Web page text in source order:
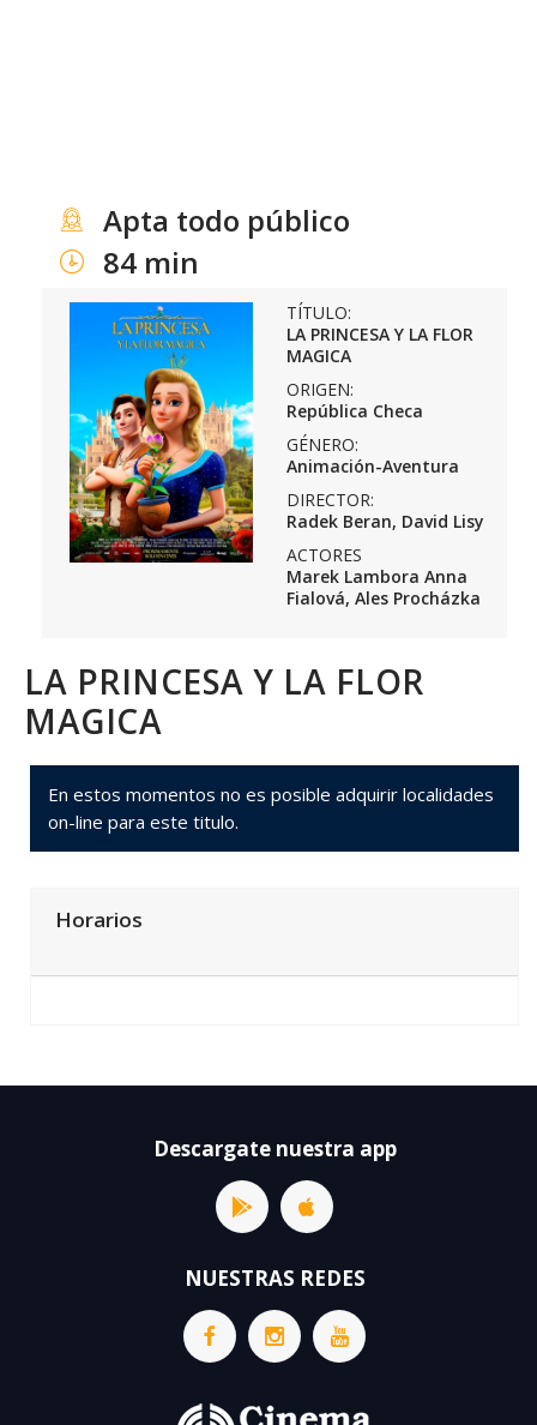
Apta todo público
84 min
TÍTULO:
LA PRINCESA Y LA FLOR
MAGICA
ORIGEN:
República Checa
GÉNERO:
Animación-Aventura
DIRECTOR:
Radek Beran, David Lisy
ACTORES
Marek Lambora Anna
Fialová, Ales Procházka
LA PRINCESA Y LA FLOR
MAGICA
En estos momentos no es posible adquirir localidades
on-line para este titulo.
Horarios
Descargate nuestra app
NUESTRAS REDES